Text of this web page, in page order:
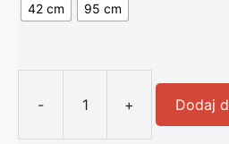
42 cm 95 cm
-
ilość
+ Dodaj